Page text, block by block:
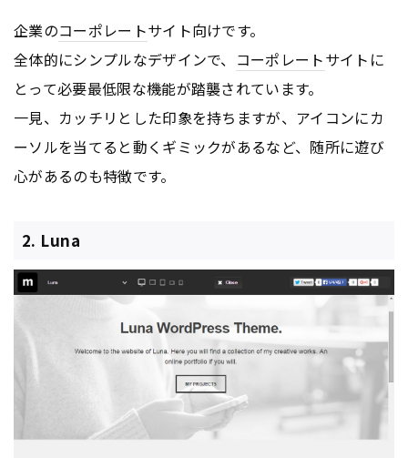
企業のコーポレートサイト向けです。
全体的にシンプルなデザインで、 コーポレートサイトに
とって必要最低限な機能が踏襲されています。
一見、カッチリとした印象を持ちますが、アイコンにカ
ーソルを当てると動くギミックがあるなど、随所に遊び
心があるのも特徴です。
2. Luna